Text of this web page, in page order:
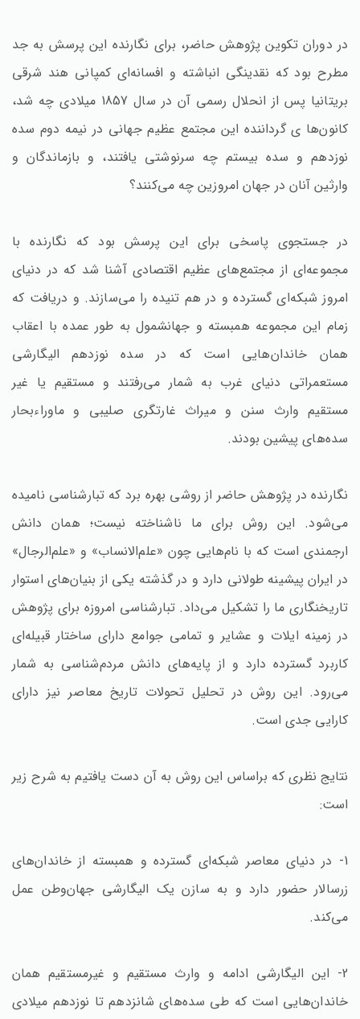
در دوران تکوین پژوهش حاضر، برای نگارنده این پرسش به جد
مطرح بود که نقدینگی انباشته و افسانه‌ای کمپانی هند شرقی
بریتانیا پس از انحلال رسمی آن در سال 1857 میلادی چه شد،
کانون‌ها ی گرداننده این مجتمع عظیم جهانی در نیمه دوم سده
نوزدهم و سده بیستم چه سرنوشتی یافتند، و بازماندگان و
وارثین آنان در جهان امروزین چه می‌کنند؟
در جستجوی پاسخی برای این پرسش بود که نگارنده با
مجموعه‌ای از مجتمع‌های عظیم اقتصادی آشنا شد که در دنیای
امروز شبکه‌ای گسترده و در هم تنیده را می‌سازند. و دریافت که
زمام این مجموعه همبسته و جهانشمول به طور عمده با اعقاب
همان خاندان‌هایی است که در سده نوزدهم الیگارشی
مستعمراتی دنیای غرب به شمار می‌رفتند و مستقیم یا غیر
مستقیم وارث سنن و میراث غارتگری صلیبی و ماوراءبحار
سده‌های پیشین بودند.
نگارنده در پژوهش حاضر از روشی بهره برد که تبارشناسی نامیده
می‌شود. این روش برای ما ناشناخته نیست؛ همان دانش
ارجمندی است که با نام‌هایی چون «علم‌الانساب» و «علم‌الرجال»
در ایران پیشینه طولانی دارد و در گذشته یکی از بنیان‌های استوار
تاریخنگاری ما را تشکیل می‌داد. تبارشناسی امروزه برای پژوهش
در زمینه ایلات و عشایر و تمامی جوامع دارای ساختار قبیله‌ای
کاربرد گسترده دارد و از پایه‌های دانش مردم‌شناسی به شمار
می‌رود. این روش در تحلیل تحولات تاریخ معاصر نیز دارای
کارایی جدی است.
نتایج نظری که براساس این روش به آن دست یافتیم به شرح زیر
است:
1- در دنیای معاصر شبکه‌ای گسترده و همبسته از خاندان‌های
زرسالار حضور دارد و به سازن یک الیگارشی جهان‌وطن عمل
می‌کند.
2- این الیگارشی ادامه و وارث مستقیم و غیرمستقیم همان
خاندان‌هایی است که طی سده‌های شانزدهم تا نوزدهم میلادی